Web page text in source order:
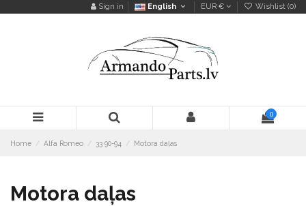
Sign in English EUR € Wishlist (0)
0
Home Alfa Romeo 33 90-94 Motora daļas
Motora daļas